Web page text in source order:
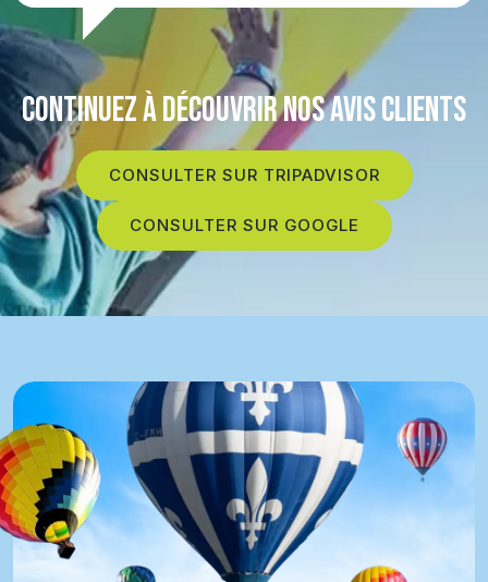
CONTINUEZ À DÉCOUVRIR NOS AVIS CLIENTS
CONSULTER SUR TRIPADVISOR
CONSULTER SUR GOOGLE